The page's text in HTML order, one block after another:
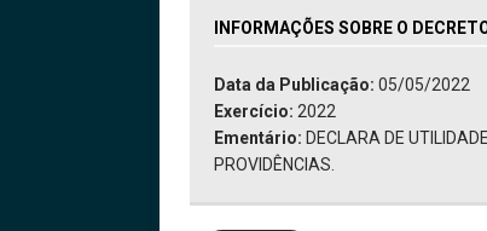
INFORMAÇÕES SOBRE O
Data da Publicação: 05/05/2022
Exercício: 2022
Ementário: DECLARA DE
PROVIDÊNCIAS.